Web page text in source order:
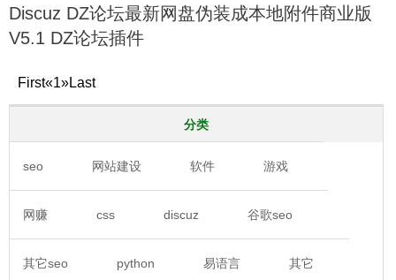
Discuz DZ论坛最新网盘伪装成本地附件商业版
V5.1 DZ论坛插件
First«1»Last
分类
seo 网站建设 软件 游戏
网赚 css discuz 谷歌seo
其它seo python 易语言 其它